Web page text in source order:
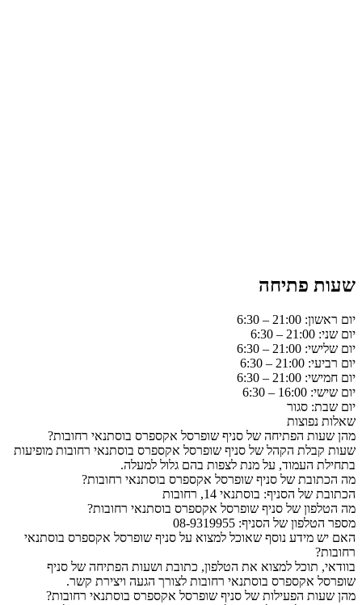
שעות פתיחה
יום ראשון: 21:00 – 6:30
יום שני: 21:00 – 6:30
יום שלישי: 21:00 – 6:30
יום רביעי: 21:00 – 6:30
יום חמישי: 21:00 – 6:30
יום שישי: 16:00 – 6:30
יום שבת: סגור
שאלות נפוצות
מהן שעות הפתיחה של סניף שופרסל אקספרס בוסתנאי רחובות?
שעות קבלת הקהל של סניף שופרסל אקספרס בוסתנאי רחובות מופיעות
בתחילת העמוד, על מנת לצפות בהם גלול למעלה.
מה הכתובת של סניף שופרסל אקספרס בוסתנאי רחובות?
הכתובת של הסניף: בוסתנאי 14, רחובות
מה הטלפון של סניף שופרסל אקספרס בוסתנאי רחובות?
מספר הטלפון של הסניף: 08-9319955
האם יש מידע נוסף שאוכל למצוא על סניף שופרסל אקספרס בוסתנאי
רחובות?
בוודאי, תוכל למצוא את הטלפון, כתובת ושעות הפתיחה של סניף
שופרסל אקספרס בוסתנאי רחובות לצורך הגעה ויצירת קשר.
מהן שעות הפעילות של סניף שופרסל אקספרס בוסתנאי רחובות?